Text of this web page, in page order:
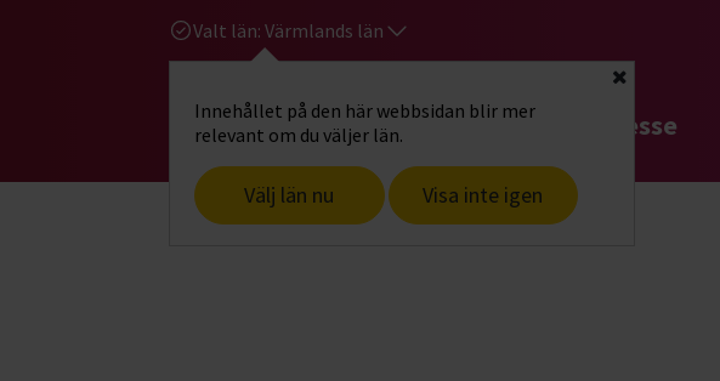
Valt län: Värmlands län
Innehållet på den här webbsidan blir mer
relevant om du väljer län.
Välj län nu Visa inte igen
Stäng
Gå till studiefrämjandets startsidaHitta intresse